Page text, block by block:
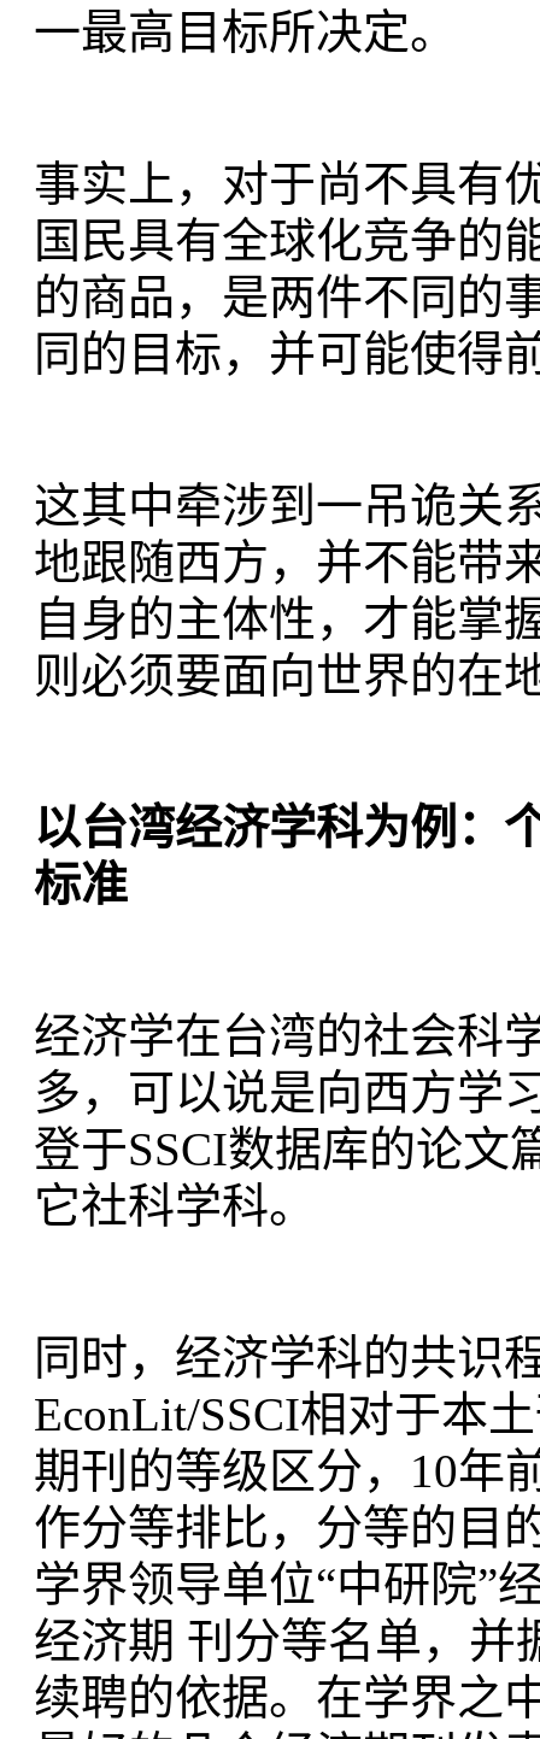
一最高目标所决定。
事实上，对于尚不具有
国民具有全球化竞争的
的商品，是两件不同的
同的目标，并可能使得
这其中牵涉到一吊诡关
地跟随西方，并不能带
自身的主体性，才能掌
则必须要面向世界的在
以台湾经济学科为例：
标准
经济学在台湾的社会科
多，可以说是向西方学
登于SSCI数据库的论文
它社科学科。
同时，经济学科的共识
EconLit/SSCI相对于本
期刊的等级区分，10年
作分等排比，分等的目
学界领导单位“中研院”
经济期 刊分等名单，并
续聘的依据。在学界之